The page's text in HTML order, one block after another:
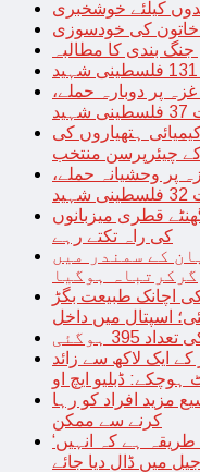
کیلئے خوشخبری
خاتون کی خودسوزی
بندی کا مطالبہ
پر دوبارہ حملے،
ہتھیاروں کی
کے چیئرپرسن منتخب
پر وحشیانہ حملے،
قطری میزبانوں
کی راہ تکتے رہے
کے سمندر میں
گرکرتباہ ہوگیا
کی اچانک طبیعت بگڑ
اسپتال میں داخل
ہوگئی
ایک لاکھ سے زائد
ڈبلیو ایچ او
مزید افراد کو رہا
کرنے سے ممکن
‘ججوں پر ٹرمپ کے حملے روکنے کا واحد طریقہ ہے کہ انہیں